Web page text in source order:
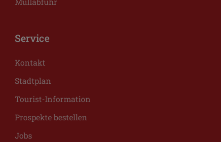
Service
Kontakt
Stadtplan
Tourist-Information
Prospekte bestellen
Jobs